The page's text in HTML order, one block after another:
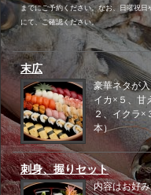
までにご予約ください。なお、日曜祝
にて、ご確認ください。
末広
豪華ネタが
イカ×５、甘
２、イクラ×
本）
刺身、握りセット
内容はお好